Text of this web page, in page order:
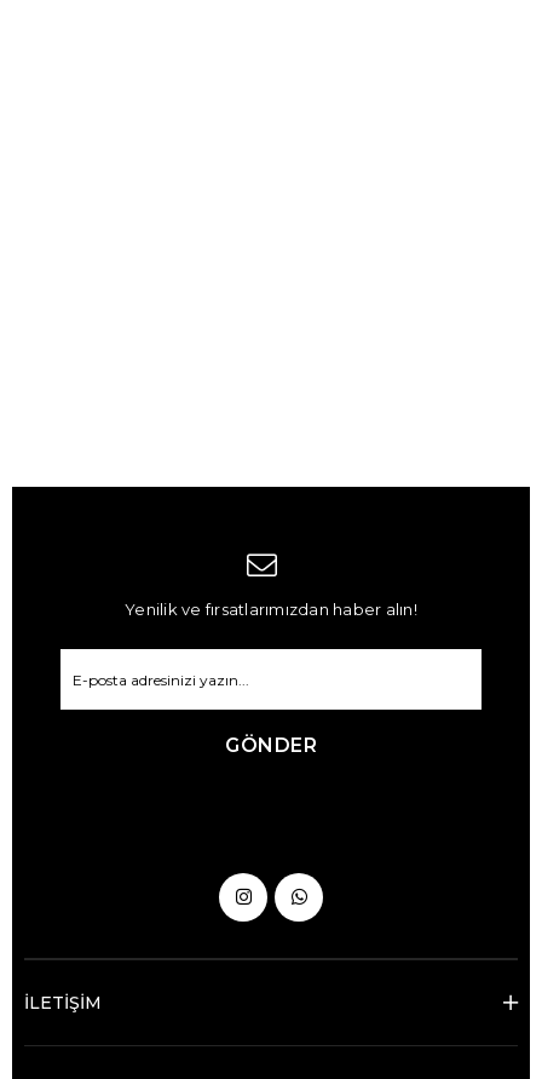
Yenilik ve fırsatlarımızdan haber alın!
GÖNDER
İLETİŞİM